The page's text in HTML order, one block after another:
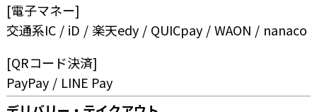
[電子マネー]
交通系IC
iD 楽天edy QUICpay WAON
nanaco
[QRコード決済]
PayPay
LINE Pay